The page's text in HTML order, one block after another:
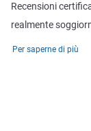
Recensioni
realmente
Per saperne di più